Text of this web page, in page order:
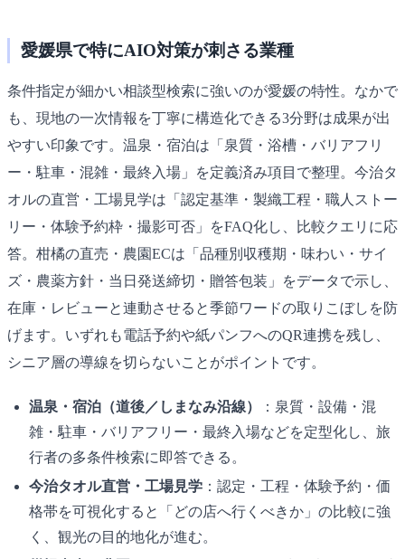
愛媛県で特にAIO対策が刺さる業種
条件指定が細かい相談型検索に強いのが愛媛の特性。なかで
も、現地の一次情報を丁寧に構造化できる3分野は成果が出
やすい印象です。温泉・宿泊は「泉質・浴槽・バリアフリ
ー・駐車・混雑・最終入場」を定義済み項目で整理。今治タ
オルの直営・工場見学は「認定基準・製織工程・職人ストー
リー・体験予約枠・撮影可否」をFAQ化し、比較クエリに応
答。柑橘の直売・農園ECは「品種別収穫期・味わい・サイ
ズ・農薬方針・当日発送締切・贈答包装」をデータで示し、
在庫・レビューと連動させると季節ワードの取りこぼしを防
げます。いずれも電話予約や紙パンフへのQR連携を残し、
シニア層の導線を切らないことがポイントです。
温泉・宿泊（道後／しまなみ沿線）
：泉質・設備・混
雑・駐車・バリアフリー・最終入場などを定型化し、旅
行者の多条件検索に即答できる。
今治タオル直営・工場見学 ：認定・工程・体験予約・価
格帯を可視化すると「どの店へ行くべきか」の比較に強
く、観光の目的地化が進む。